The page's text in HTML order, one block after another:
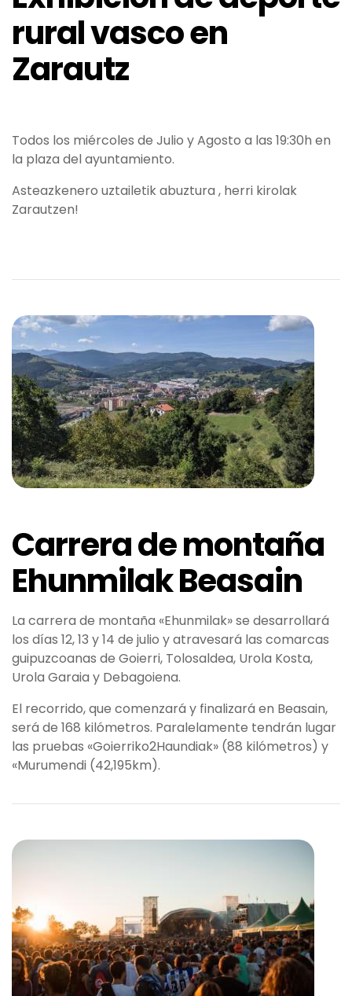
rural vasco en
Zarautz
Todos los miércoles de Julio y Agosto a las 19:30h en
la plaza del ayuntamiento.
Asteazkenero uztailetik abuztura , herri kirolak
Zarautzen!
Carrera de montaña
Ehunmilak Beasain
La carrera de montaña «Ehunmilak» se desarrollará
los días 12, 13 y 14 de julio y atravesará las comarcas
guipuzcoanas de Goierri, Tolosaldea, Urola Kosta,
Urola Garaia y Debagoiena.
El recorrido, que comenzará y finalizará en Beasain,
será de 168 kilómetros. Paralelamente tendrán lugar
las pruebas «Goierriko2Haundiak» (88 kilómetros) y
«Murumendi (42,195km).